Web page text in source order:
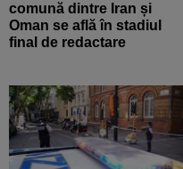
comună dintre Iran și
Oman se află în stadiul
final de redactare